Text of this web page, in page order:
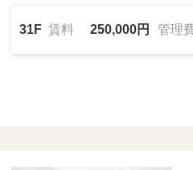
31F 賃料 250,000円 管理